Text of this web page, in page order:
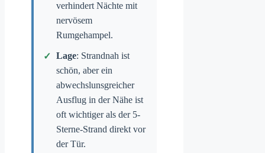
verhindert Nächte mit
nervösem
Rumgehampel.
Lage: Strandnah ist
schön, aber ein
abwechslunsgreicher
Ausflug in der Nähe ist
oft wichtiger als der 5-
Sterne-Strand direkt vor
der Tür.